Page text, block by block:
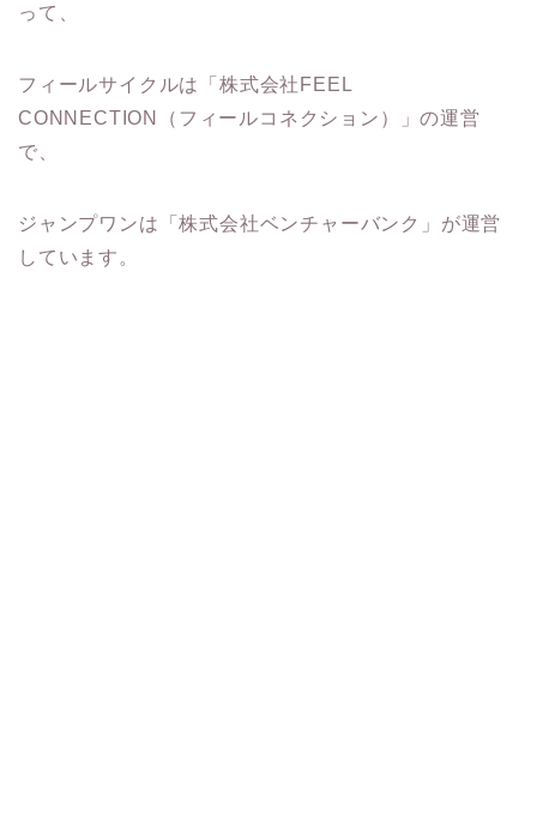
って、
フィールサイクルは「株式会社FEEL
CONNECTION（フィールコネクション）」の運営
で、
ジャンプワンは「株式会社ベンチャーバンク」が運営
しています。